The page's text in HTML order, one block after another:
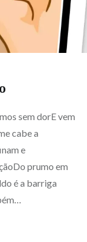
sem dorE vem
cabe a
e
prumo em
é a barriga